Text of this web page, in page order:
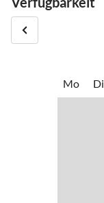
Mo
Di